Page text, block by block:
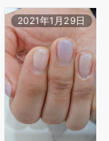
2021年1月29日